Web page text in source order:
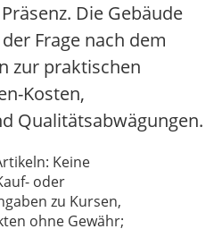
Die Gebäude
Frage nach dem
zur praktischen
Kosten,
Qualitätsabwägungen.
Keine
oder
zu Kursen,
ohne Gewähr;